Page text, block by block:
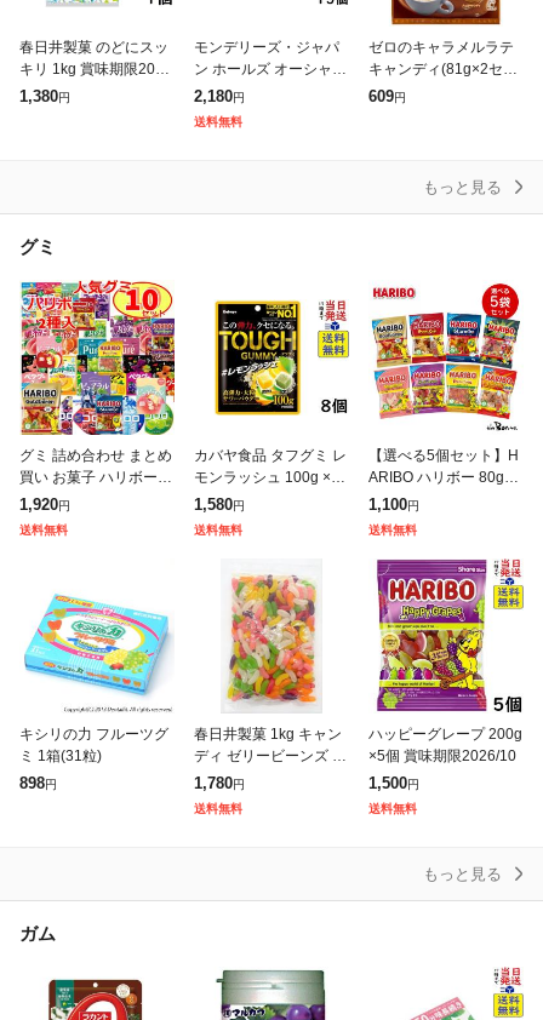
春日井製菓 のどにスッ
キリ 1kg 賞味期限202
7/05
1,380円
モンデリーズ・ジャパ
ン ホールズ オーシャン
ブルー 12粒 ×15個 賞味
期限2027/05
2,180円
送料無料
ゼロのキャラメルラテ
キャンディ(81g×2セッ
ト)[ヘルシーキャンデ
609円
もっと見る
グミ
グミ 詰め合わせ まとめ
買い お菓子 ハリボー
コロロ ピュレ 果汁 10
種類 詰合せ セット ハ
1,920円
送料無料
カバヤ食品 タフグミ レ
モンラッシュ 100g ×8
個 賞味期限2027/02
1,580円
送料無料
【選べる5個セット】H
ARIBO ハリボー 80g×5
|クリックポスト|グミ
ぐみ 詰め合わせ お菓子
1,100円
送料無料
キシリの力 フルーツグ
ミ 1箱(31粒)
898円
春日井製菓 1kg キャン
ディ ゼリービーンズ 大
容量 個包装 フルーツゼ
リー ソフトキャンディ
1,780円
送料無料
ハッピーグレープ 200g
×5個 賞味期限2026/10
1,500円
送料無料
もっと見る
ガム